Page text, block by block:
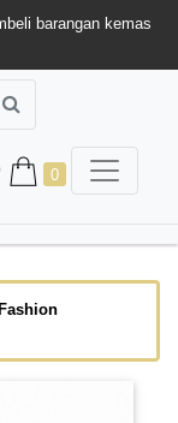
barangan kemas
0